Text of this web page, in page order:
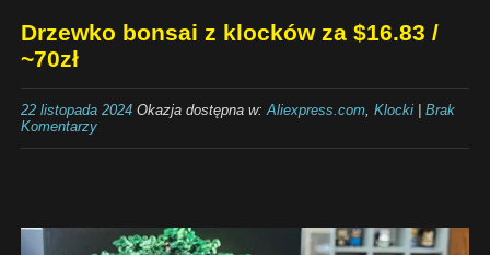
Drzewko bonsai z klocków za $16.83 /
~70zł
22 listopada 2024Okazja dostępna w:Aliexpress.com, Klocki| Brak
Komentarzy